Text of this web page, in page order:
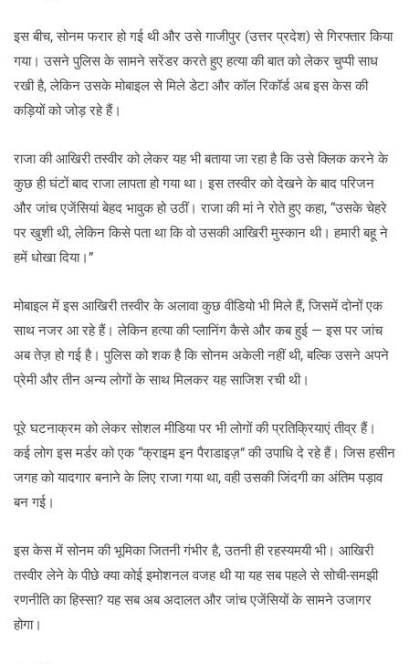
इस बीच, सोनम फरार हो गई थी और उसे गाजीपुर (उत्तर प्रदेश) से गिरफ्तार किया
गया। उसने पुलिस के सामने सरेंडर करते हुए हत्या की बात को लेकर चुप्पी साध
रखी है, लेकिन उसके मोबाइल से मिले डेटा और कॉल रिकॉर्ड अब इस केस की
कड़ियों को जोड़ रहे हैं।
राजा की आखिरी तस्वीर को लेकर यह भी बताया जा रहा है कि उसे क्लिक करने के
कुछ ही घंटों बाद राजा लापता हो गया था। इस तस्वीर को देखने के बाद परिजन
और जांच एजेंसियां बेहद भावुक हो उठीं। राजा की मां ने रोते हुए कहा, “उसके चेहरे
पर खुशी थी, लेकिन किसे पता था कि वो उसकी आखिरी मुस्कान थी। हमारी बहू ने
हमें धोखा दिया।”
मोबाइल में इस आखिरी तस्वीर के अलावा कुछ वीडियो भी मिले हैं, जिसमें दोनों एक
साथ नजर आ रहे हैं। लेकिन हत्या की प्लानिंग कैसे और कब हुई — इस पर जांच
अब तेज़ हो गई है। पुलिस को शक है कि सोनम अकेली नहीं थी, बल्कि उसने अपने
प्रेमी और तीन अन्य लोगों के साथ मिलकर यह साजिश रची थी।
पूरे घटनाक्रम को लेकर सोशल मीडिया पर भी लोगों की प्रतिक्रियाएं तीव्र हैं।
कई लोग इस मर्डर को एक “क्राइम इन पैराडाइज़” की उपाधि दे रहे हैं। जिस हसीन
जगह को यादगार बनाने के लिए राजा गया था, वही उसकी जिंदगी का अंतिम पड़ाव
बन गई।
इस केस में सोनम की भूमिका जितनी गंभीर है, उतनी ही रहस्यमयी भी। आखिरी
तस्वीर लेने के पीछे क्या कोई इमोशनल वजह थी या यह सब पहले से सोची-समझी
रणनीति का हिस्सा? यह सब अब अदालत और जांच एजेंसियों के सामने उजागर
होगा।